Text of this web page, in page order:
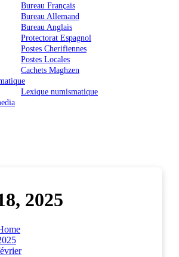
Bureau Français
Bureau Allemand
Bureau Anglais
Protectorat Espagnol
Postes Cherifiennes
Postes Locales
Cachets Maghzen
Lexique numismatique
2025